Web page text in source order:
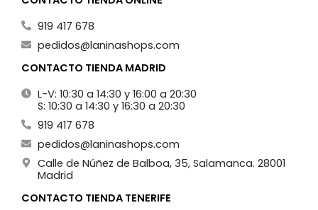
919 417 678
pedidos@laninashops.com
CONTACTO TIENDA MADRID
L-V: 10:30 a 14:30 y 16:00 a 20:30
S: 10:30 a 14:30 y 16:30 a 20:30
919 417 678
pedidos@laninashops.com
Calle de Núñez de Balboa, 35, Salamanca. 28001
Madrid
CONTACTO TIENDA TENERIFE